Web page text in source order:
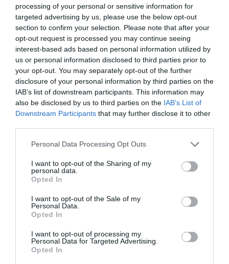
processing of your personal or sensitive information for
targeted advertising by us, please use the below opt-out
section to confirm your selection. Please note that after your
opt-out request is processed you may continue seeing
interest-based ads based on personal information utilized by
us or personal information disclosed to third parties prior to
your opt-out. You may separately opt-out of the further
disclosure of your personal information by third parties on the
IAB’s list of downstream participants. This information may
also be disclosed by us to third parties on the IAB’s List of
Downstream Participants that may further disclose it to other
Please note that this website/app uses one or more Google
not limited to your visit or usage behaviour. You may click to
grant or deny consent to Google and its third-party tags to
use your data for below specified purposes in below Google
consent section.
Personal Data Processing Opt Outs
I want to opt-out of the Sharing of my
personal data.
Opted In
I want to opt-out of the Sale of my
Personal Data.
Opted In
I want to opt-out of processing my
Personal Data for Targeted Advertising.
Opted In
This Simple Trick Removes All Parasites From
Your Body!
337 152 87